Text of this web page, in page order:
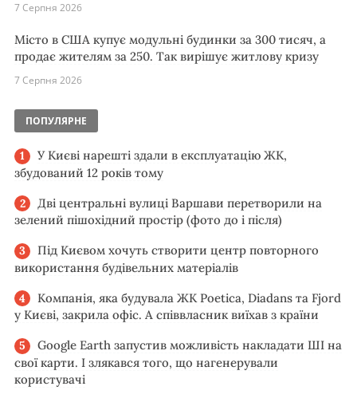
7 Серпня 2026
Місто в США купує модульні будинки за 300 тисяч, а
продає жителям за 250. Так вирішує житлову кризу
7 Серпня 2026
ПОПУЛЯРНЕ
У Києві нарешті здали в експлуатацію ЖК,
збудований 12 років тому
Дві центральні вулиці Варшави перетворили на
зелений пішохідний простір (фото до і після)
Під Києвом хочуть створити центр повторного
використання будівельних матеріалів
Компанія, яка будувала ЖК Poetica, Diadans та Fjord
у Києві, закрила офіс. А співвласник виїхав з країни
Google Earth запустив можливість накладати ШІ на
свої карти. І злякався того, що нагенерували
користувачі